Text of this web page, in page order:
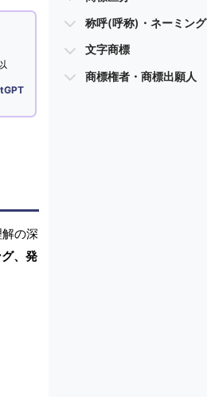
の深
、発
称呼(呼称)・ネーミング
文字商標
商標権者・商標出願人